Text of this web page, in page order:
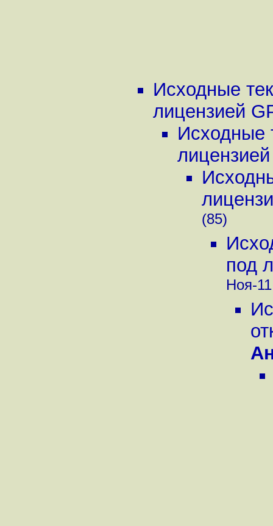
Исходные
лицензией
Исходные
(85)
под
Ноя-